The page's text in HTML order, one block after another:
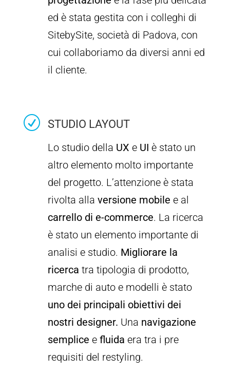
ed è stata gestita con i colleghi di
SitebySite, società di Padova, con
cui collaboriamo da diversi anni ed
il cliente.
R STUDIO LAYOUT
Lo studio della UX e UI è stato un
altro elemento molto importante
del progetto. L’attenzione è stata
rivolta alla versione mobile e al
carrello di e-commerce. La ricerca
è stato un elemento importante di
analisi e studio. Migliorare la
ricerca tra tipologia di prodotto,
marche di auto e modelli è stato
uno dei principali obiettivi dei
nostri designer. Una navigazione
semplice e fluida era tra i pre
requisiti del restyling.